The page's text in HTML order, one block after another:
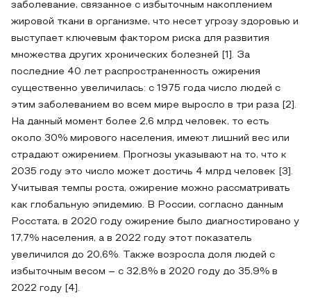
заболевание, связанное с избыточным накоплением
жировой ткани в организме, что несет угрозу здоровью и
выступает ключевым фактором риска для развития
множества других хронических болезней [1]. За
последние 40 лет распространенность ожирения
существенно увеличилась: с 1975 года число людей с
этим заболеванием во всем мире выросло в три раза [2].
На данный момент более 2,6 млрд человек, то есть
около 30% мирового населения, имеют лишний вес или
страдают ожирением. Прогнозы указывают на то, что к
2035 году это число может достичь 4 млрд человек [3].
Учитывая темпы роста, ожирение можно рассматривать
как глобальную эпидемию. В России, согласно данным
Росстата, в 2020 году ожирение было диагностировано у
17,7% населения, а в 2022 году этот показатель
увеличился до 20,6%. Также возросла доля людей с
избыточным весом – с 32,8% в 2020 году до 35,9% в
2022 году [4].